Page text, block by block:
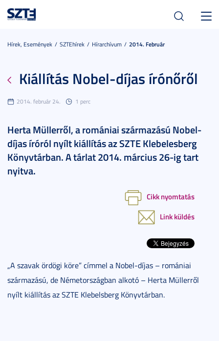
Hírek, Események SZTEhírek Hírarchívum 2014. Február
Kiállítás Nobel-díjas írónőről
2014. február 24. 1 perc
Herta Müllerről, a romániai származású Nobel-
díjas íróról nyílt kiállítás az SZTE Klebelesberg
Könyvtárban. A tárlat 2014. március 26-ig tart
nyitva.
Cikk nyomtatás
Link küldés
„A szavak ördögi köre” címmel a Nobel-díjas – romániai
származású, de Németországban alkotó – Herta Müllerről
nyílt kiállítás az SZTE Klebelsberg Könyvtárban.